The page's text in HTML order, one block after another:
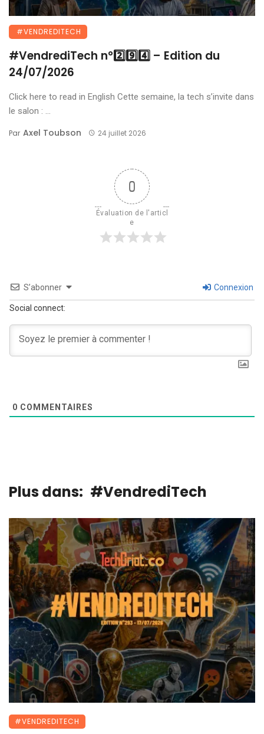
#VENDREDITECH
#VendrediTech n°2️⃣9️⃣4️⃣ – Edition du
24/07/2026
Click here to read in English Cette semaine, la tech s’invite dans
le salon : ...
Par Axel Toubson 24 juillet 2026
0
Évaluation de l'articl
e
S’abonner Connexion
Social connect:
0 COMMENTAIRES
Plus dans: #VendrediTech
#VENDREDITECH